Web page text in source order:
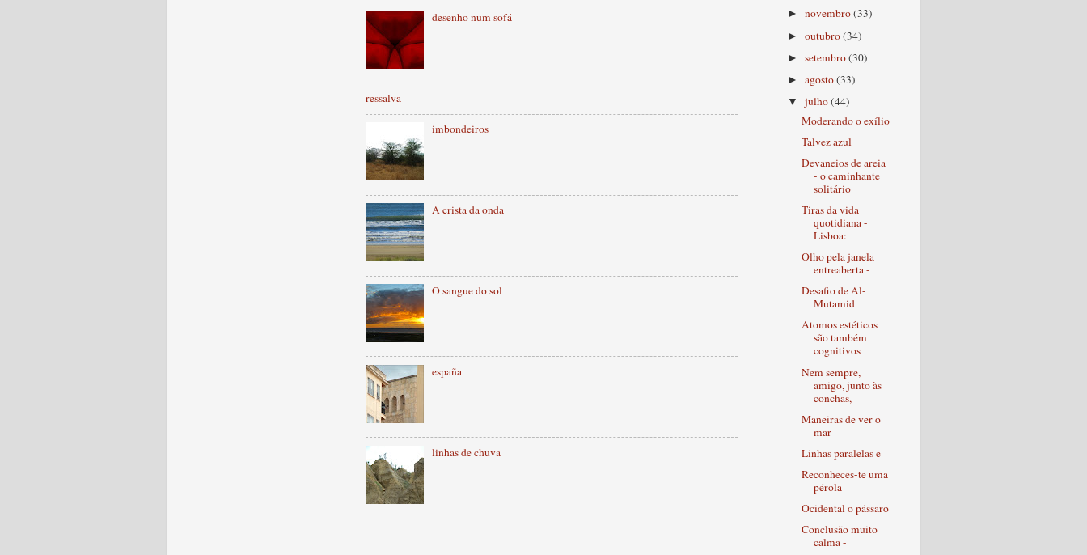
desenho num sofá
ressalva
imbondeiros
A crista da onda
O sangue do sol
españa
linhas de chuva
►novembro(33)
►outubro(34)
►setembro(30)
►agosto(33)
▼julho(44)
Moderando o exílio
Talvez azul
Devaneios de areia
- o caminhante
solitário
Tiras da vida
quotidiana -
Lisboa:
Olho pela janela
entreaberta -
Desafio de Al-
Mutamid
Átomos estéticos
são também
cognitivos
Nem sempre,
amigo, junto às
conchas,
Maneiras de ver o
mar
Linhas paralelas e
Reconheces-te uma
pérola
Ocidental o pássaro
Conclusão muito
calma -